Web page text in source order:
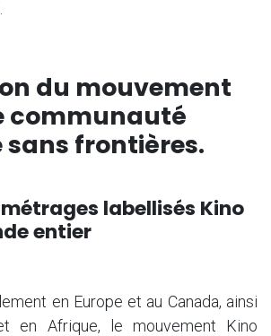
du mouvement
communauté
frontières.
labellisés Kino
entier
en Europe et au Canada, ainsi
en Afrique, le mouvement Kino